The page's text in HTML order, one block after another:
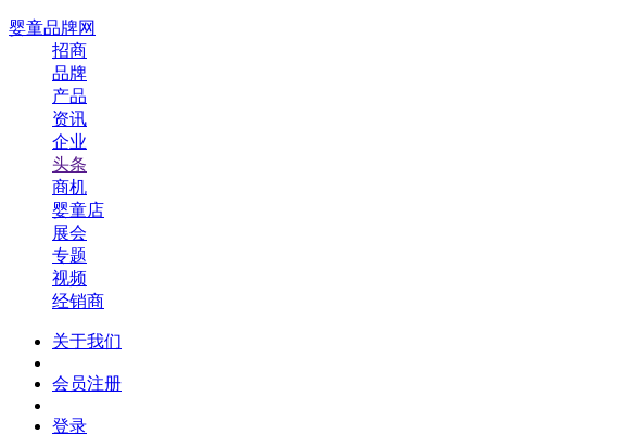
婴童品牌网
招商
品牌
产品
资讯
企业
头条
商机
婴童店
展会
专题
视频
经销商
关于我们
会员注册
登录